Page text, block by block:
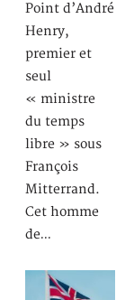
Point d’André
Henry,
premier et
seul
« ministre
du temps
libre » sous
François
Mitterrand.
Cet homme
de…